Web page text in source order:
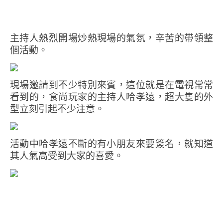
主持人熱烈開場炒熱現場的氣氛，辛苦的帶領整
個活動。
現場邀請到不少特別來賓，這位就是在電視常常
看到的，食尚玩家的主持人哈孝遠，超大隻的外
型立刻引起不少注意。
活動中哈孝遠不斷的有小朋友來要簽名，就知道
其人氣高受到大家的喜愛。